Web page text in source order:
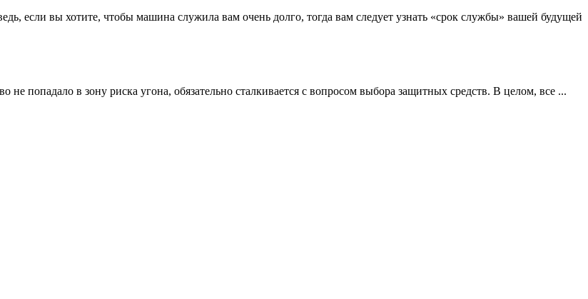
если вы хотите, чтобы машина служила вам очень долго, тогда вам следует узнать «срок службы» вашей будущей
попадало в зону риска угона, обязательно сталкивается с вопросом выбора защитных средств. В целом, все ...